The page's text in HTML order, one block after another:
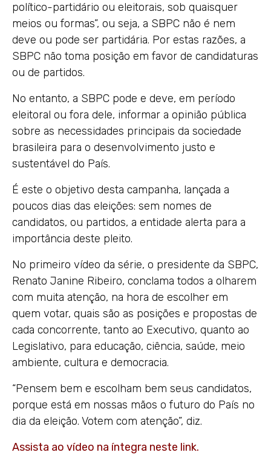
político-partidário ou eleitorais, sob quaisquer
meios ou formas”, ou seja, a SBPC não é nem
deve ou pode ser partidária. Por estas razões, a
SBPC não toma posição em favor de candidaturas
ou de partidos.
No entanto, a SBPC pode e deve, em período
eleitoral ou fora dele, informar a opinião pública
sobre as necessidades principais da sociedade
brasileira para o desenvolvimento justo e
sustentável do País.
É este o objetivo desta campanha, lançada a
poucos dias das eleições: sem nomes de
candidatos, ou partidos, a entidade alerta para a
importância deste pleito.
No primeiro vídeo da série, o presidente da SBPC,
Renato Janine Ribeiro, conclama todos a olharem
com muita atenção, na hora de escolher em
quem votar, quais são as posições e propostas de
cada concorrente, tanto ao Executivo, quanto ao
Legislativo, para educação, ciência, saúde, meio
ambiente, cultura e democracia.
“Pensem bem e escolham bem seus candidatos,
porque está em nossas mãos o futuro do País no
dia da eleição. Votem com atenção”, diz.
Assista ao vídeo na íntegra neste link.